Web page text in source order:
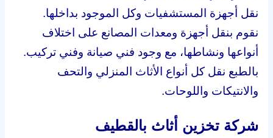
نقل أجهزة المستشفيات وكل الموجود بداخلها.
نقوم بنقل أجهزة ومعدات المصانع على اختلاف
أنواعها ونشاطها، مع وجود فني صيانة وفني تركيب.
بالطبع نقل كل أنواع الأثاث المنزلي والتحف
والانتيكات واللوحات.
شركة تخزين أثاث بالقطيف